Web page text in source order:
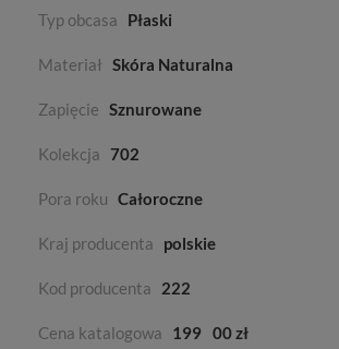
Typ obcasa Płaski
Materiał Skóra Naturalna
Zapięcie Sznurowane
Kolekcja 702
Pora roku Całoroczne
Kraj producenta polskie
Kod producenta 222
Cena katalogowa 199 00 zł